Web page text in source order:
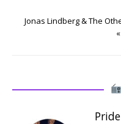
Jonas Lindberg & The